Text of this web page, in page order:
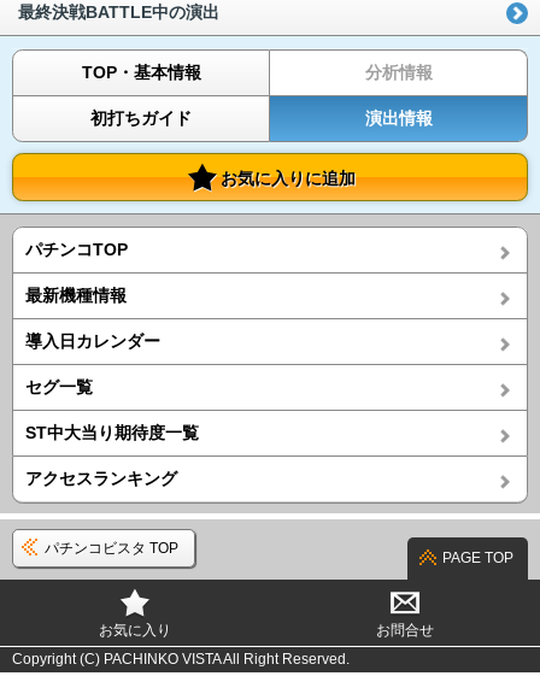
最終決戦BATTLE中の演出
TOP・基本情報 分析情報
初打ちガイド 演出情報
お気に入りに追加
パチンコTOP
最新機種情報
導入日カレンダー
セグ一覧
ST中大当り期待度一覧
アクセスランキング
パチンコビスタ TOP
PAGE TOP
お気に入り
お問合せ
Copyright (C) PACHINKO VISTA All Right Reserved.